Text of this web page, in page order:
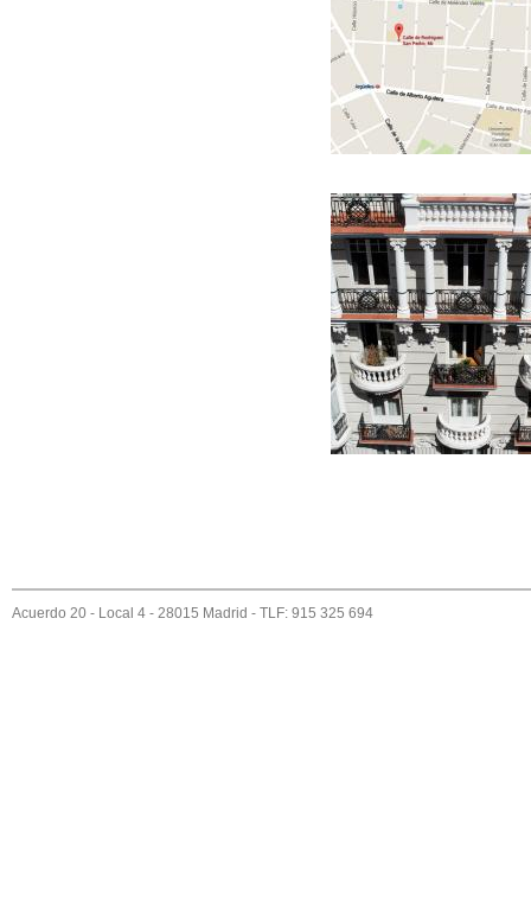
SITUACIÓN
FACHADA
Acuerdo 20 - Local 4 - 28015 Madrid - TLF: 915 325 694